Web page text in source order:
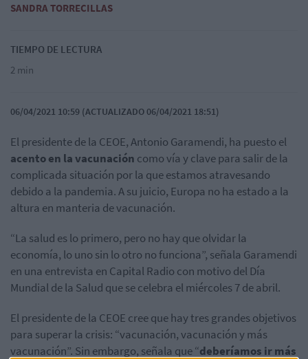
SANDRA TORRECILLAS
TIEMPO DE LECTURA
2 min
06/04/2021 10:59 (ACTUALIZADO 06/04/2021 18:51)
El presidente de la CEOE, Antonio Garamendi, ha puesto el
acento en la vacunación como vía y clave para salir de la
complicada situación por la que estamos atravesando
debido a la pandemia. A su juicio, Europa no ha estado a la
altura en manteria de vacunación.
“La salud es lo primero, pero no hay que olvidar la
economía, lo uno sin lo otro no funciona”, señala Garamendi
en una entrevista en Capital Radio con motivo del Día
Mundial de la Salud que se celebra el miércoles 7 de abril.
El presidente de la CEOE cree que hay tres grandes objetivos
para superar la crisis: “vacunación, vacunación y más
vacunación”. Sin embargo, señala que “deberíamos ir más